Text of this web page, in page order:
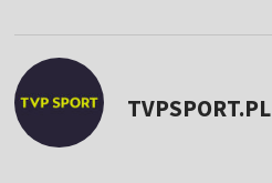
TVPSPORT.PL